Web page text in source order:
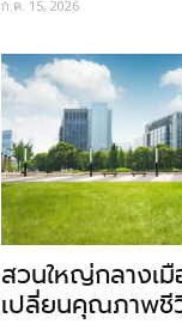
ก.ค. 15, 2026
สวนใหญ่กลางเ
เปลี่ยนคุณภาพชี